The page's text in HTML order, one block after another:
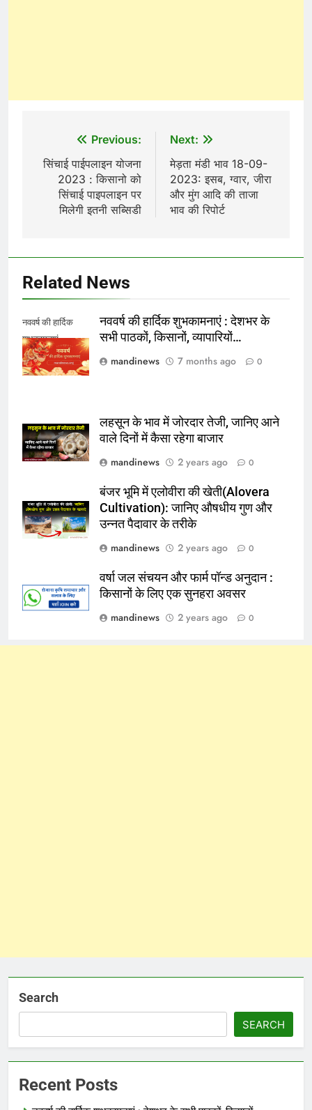
navigation
Previous:
सिंचाई पाईपलाइन योजना
2023 : किसानो को
सिंचाई पाइपलाइन पर
मिलेगी इतनी सब्सिडी
Next:
मेड़ता मंडी भाव 18-09-
2023: इसब, ग्वार, जीरा
और मुंग आदि की ताजा
भाव की रिपोर्ट
Related News
नववर्ष की हार्दिक
शुभकामनाएं
नववर्ष की हार्दिक शुभकामनाएं : देशभर के
सभी पाठकों, किसानों, व्यापारियों…
mandinews
7 months ago 0
लहसून के भाव में जोरदार तेजी, जानिए आने
वाले दिनों में कैसा रहेगा बाजार
mandinews
2 years ago 0
बंजर भूमि में एलोवीरा की खेती(Alovera
Cultivation): जानिए औषधीय गुण और
उन्नत पैदावार के तरीके
mandinews
2 years ago 0
वर्षा जल संचयन और फार्म पॉन्ड अनुदान :
किसानों के लिए एक सुनहरा अवसर
mandinews
2 years ago 0
Search
SEARCH
Recent Posts